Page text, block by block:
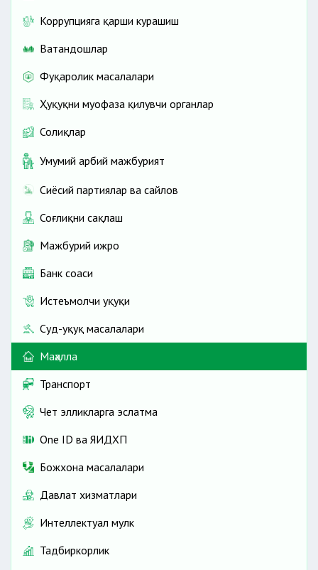
Коррупцияга қарши курашиш
Ватандошлар
Фуқаролик масалалари
Ҳуқуқни муҳофаза қилувчи органлар
Солиқлар
Умумий ҳарбий мажбурият
Сиёсий партиялар ва сайлов
Соғлиқни сақлаш
Мажбурий ижро
Банк соҳаси
Истеъмолчи ҳуқуқи
Суд-ҳуқуқ масалалари
Маҳалла
Транспорт
Чет элликларга эслатма
One ID ва ЯИДХП
Божхона масалалари
Давлат хизматлари
Интеллектуал мулк
Тадбиркорлик